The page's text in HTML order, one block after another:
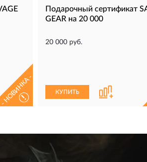
- НОВИНКА -
!
Подарочный сертификат
GEAR на 20 000
20 000 руб.
КУПИТЬ